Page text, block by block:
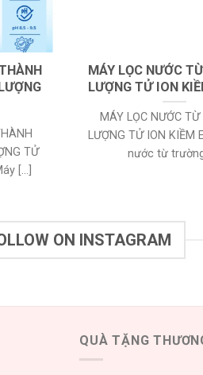
TỬ
[...]
MÁY LỌC NƯỚC
LƯỢNG TỬ ION
MÁY LỌC NƯỚC TỪ
LƯỢNG TỬ ION KIỀM
nước từ trường
ON INSTAGRAM
QUÀ TẶNG